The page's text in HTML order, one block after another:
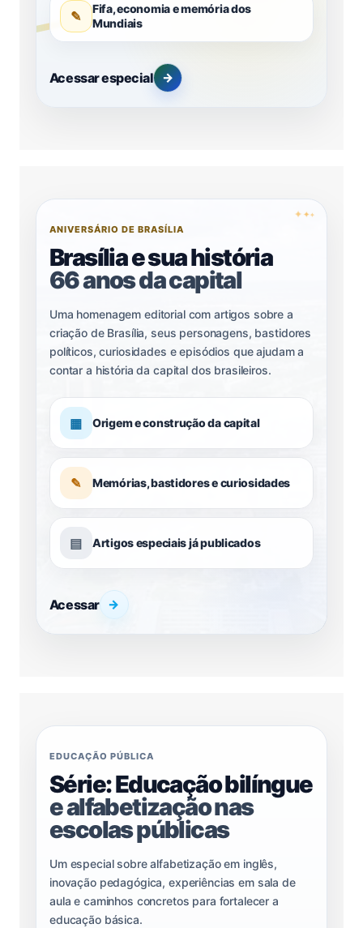
✎
Fifa, economia e memória dos
Mundiais
Acessar especial →
✦ ✦✦
ANIVERSÁRIO DE BRASÍLIA
Brasília e sua história
66 anos da capital
Uma homenagem editorial com artigos sobre a
criação de Brasília, seus personagens, bastidores
políticos, curiosidades e episódios que ajudam a
contar a história da capital dos brasileiros.
▦ Origem e construção da capital
✎ Memórias, bastidores e curiosidades
▤ Artigos especiais já publicados
Acessar →
EDUCAÇÃO PÚBLICA
Série: Educação bilíngue
e alfabetização nas
escolas públicas
Um especial sobre alfabetização em inglês,
inovação pedagógica, experiências em sala de
aula e caminhos concretos para fortalecer a
educação básica.